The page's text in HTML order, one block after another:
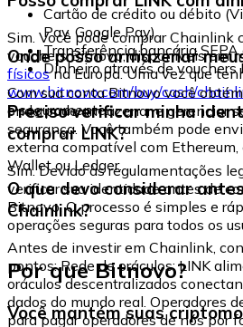
Cartão de crédito ou débito
Pay, Google Pay)
Transferência bancária
Dinheiro através de vouchers
Sim. Você pode comprar Chainlink
vouchers Bitnovo, disponíveis em
físicosna Europa. Uma vez que
www.bitnovo.com/buy/cash/
e seguramente.
Onde posso armazenar
Com sua conta Bitnovo você
onde pode armazenar e gerenciar
segurança. Você também pode
externa compatível com
Wallet ou Ledger.
Preciso verificar minha
comprar LINK?
Sim. Devido às regulamentações
verificar sua identidade antes de
Bitnovo. O processo é simples e
operações seguras para todos os
O que devo considerar
Chainlink?
Antes de investir em Chainlink,
pontos: Rede de oráculos: LINK
oráculos descentralizados
dados do mundo real. Operadores
para pagar operadores de nós por
Por que Bitnovo?
Você mantém suas